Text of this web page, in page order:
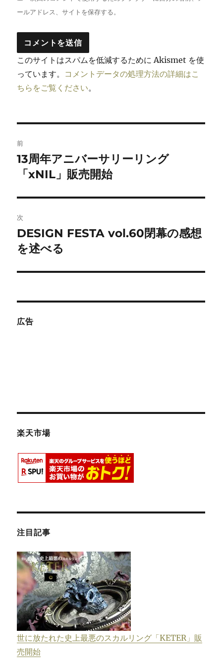
ールアドレス、サイトを保存する。
このサイトはスパムを低減するために Akismet を使
っています。 コメントデータの処理方法の詳細はこ
ちらをご覧ください。
稿
ナ
ビ
ゲ
ー
シ
ン
前
前
の
稿:
13周年アニバーサリーリング
「xNIL」販売開始
次
次
の
稿:
DESIGN FESTA vol.60閉幕の感想
を述べる
広告
楽天市場
注目記事
世に放たれた史上最悪のスカルリング「KETER」販
売開始